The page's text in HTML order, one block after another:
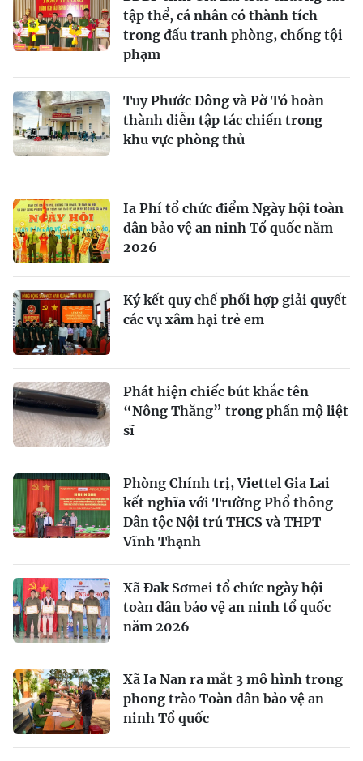
tập thể, cá nhân có thành tích
trong đấu tranh phòng, chống tội
phạm
Tuy Phước Đông và Pờ Tó hoàn
thành diễn tập tác chiến trong
khu vực phòng thủ
Ia Phí tổ chức điểm Ngày hội toàn
dân bảo vệ an ninh Tổ quốc năm
2026
Ký kết quy chế phối hợp giải quyết
các vụ xâm hại trẻ em
Phát hiện chiếc bút khắc tên
“Nông Thăng” trong phần mộ liệt
sĩ
Phòng Chính trị, Viettel Gia Lai
kết nghĩa với Trường Phổ thông
Dân tộc Nội trú THCS và THPT
Vĩnh Thạnh
Xã Đak Sơmei tổ chức ngày hội
toàn dân bảo vệ an ninh tổ quốc
năm 2026
Xã Ia Nan ra mắt 3 mô hình trong
phong trào Toàn dân bảo vệ an
ninh Tổ quốc